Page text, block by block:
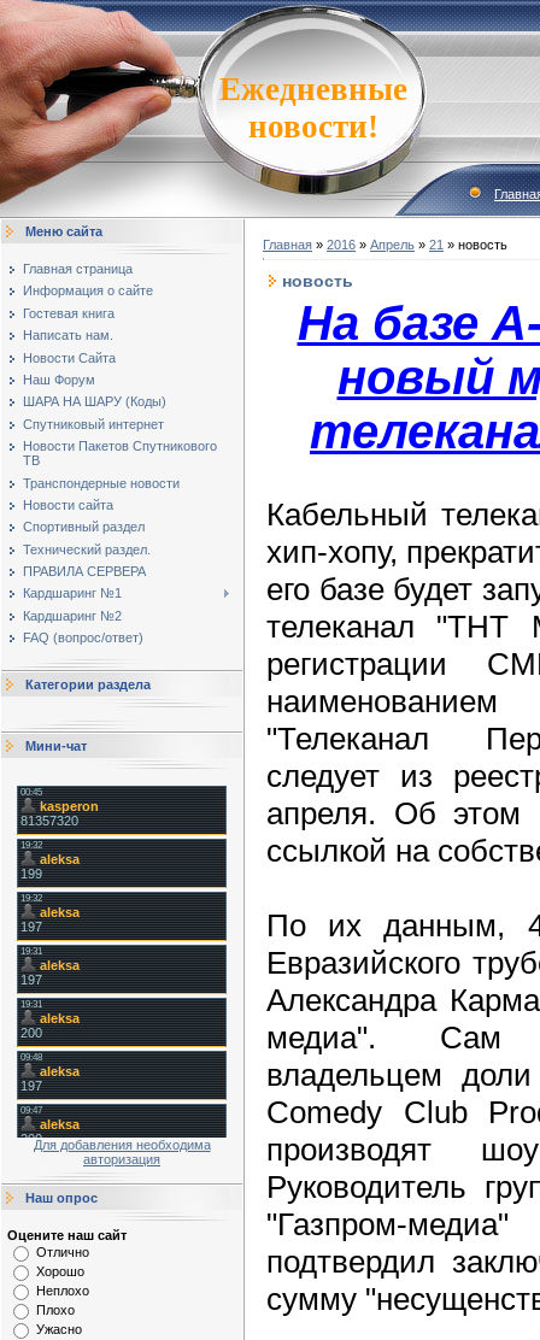
Ежедневные
новости!
Меню сайта
Главная страница
Информация о сайте
Гостевая книга
Написать нам.
Новости Сайта
Наш Форум
ШАРА НА ШАРУ (Коды)
Спутниковый интернет
Новости Пакетов Спутникового
ТВ
Транспондерные новости
Новости сайта
Спортивный раздел
Технический раздел.
ПРАВИЛА СЕРВЕРА
Кардшаринг №1
Кардшаринг №2
FAQ (вопрос/ответ)
Категории раздела
Мини-чат
Для добавления необходима
авторизация
Наш опрос
Оцените наш сайт
Отлично
Хорошо
Неплохо
Плохо
Ужасно
Главная » 2016 » Апрель » 21 » новость
новость
На базе
новый
Кабельный
хип-хопу,
его базе будет
телеканал "ТНТ
регистрации
"Телеканал
следует из
апреля. Об этом
ссылкой на
По их данным,
Евразийского
Александра
медиа". Сам
владельцем
Comedy Club
производят
Руководитель
"Газпром-
подтвердил
сумму